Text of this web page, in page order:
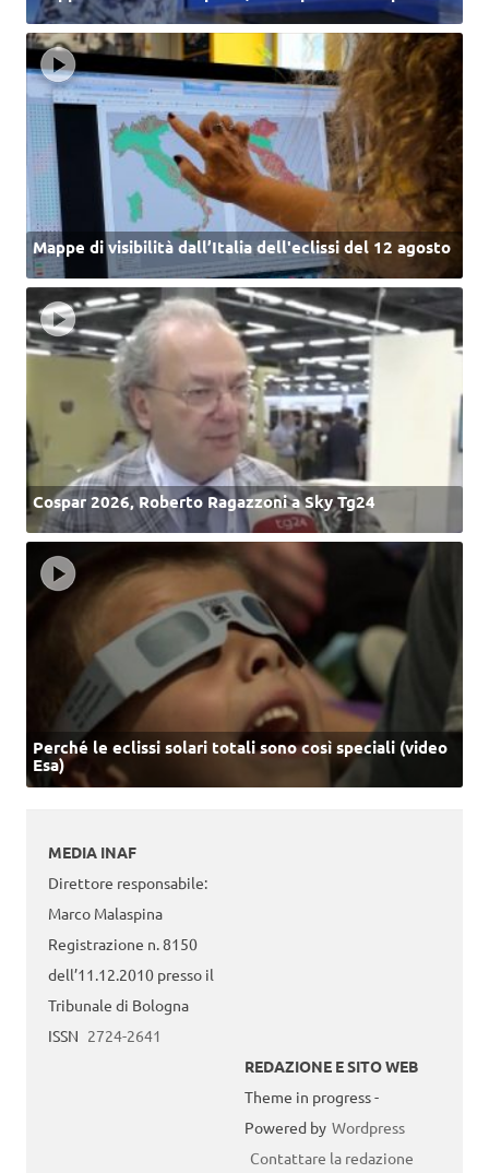
Mappe di visibilità dall’Italia dell'eclissi del 12 agosto
Cospar 2026, Roberto Ragazzoni a Sky Tg24
Perché le eclissi solari totali sono così speciali (video
Esa)
MEDIA INAF
Direttore responsabile:
Marco Malaspina
Registrazione n. 8150
dell’11.12.2010 presso il
Tribunale di Bologna
ISSN 2724-2641
REDAZIONE E SITO WEB
Theme in progress -
Powered by Wordpress
Contattare la redazione